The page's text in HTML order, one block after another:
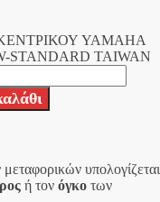
YAMAHA
STANDARD TAIWAN
υπολογίζεται
ή τον όγκο των